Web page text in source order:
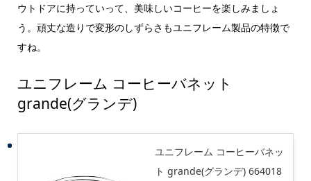
ウトドアに持っていって、美味しいコーヒーを楽しみましょ
う。頑丈な造りで変形のしずらさもユニフレーム製品の特徴で
すね。
ユニフレーム コーヒーバネット
grande(グランデ)
ユニフレーム コーヒーバネッ
ト grande(グランデ) 664018